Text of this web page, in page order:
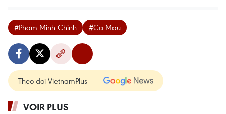
#Pham Minh Chinh #Ca Mau
Theo dõi VietnamPlus
VOIR PLUS